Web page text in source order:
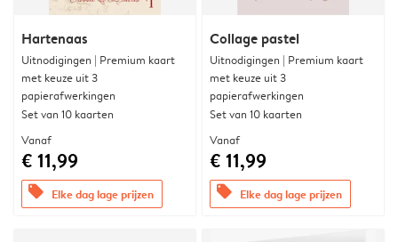
Hartenaas
Uitnodigingen | Premium kaart
met keuze uit 3
papierafwerkingen
Set van 10 kaarten
Vanaf
€ 11,99
offers Elke dag lage prijzen
Collage pastel
Uitnodigingen | Premium kaart
met keuze uit 3
papierafwerkingen
Set van 10 kaarten
Vanaf
€ 11,99
offers Elke dag lage prijzen